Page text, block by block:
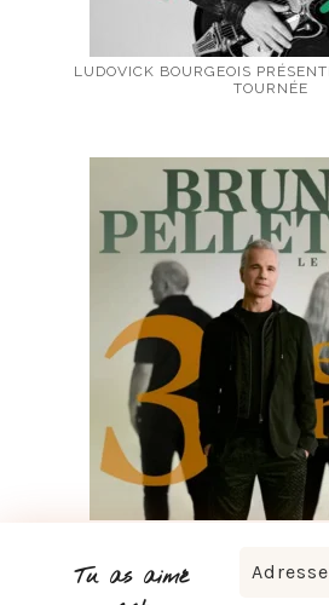
Tu as aimé
LUDOVICK BOURGEOIS
TOURNÉE